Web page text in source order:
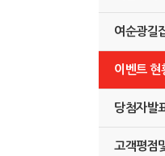
여순광길
이벤트 현
당첨자발
고객평점